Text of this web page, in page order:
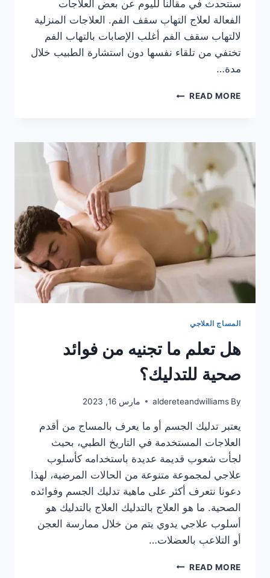
سنتحدث في مقالنا لليوم عن بعض العلاجات
الفعالة لعلاج التهاب سقف الفم. العلاجات المنزلية
لالتهاب سقف الفم أغلب الإصابات بالتهاب الفم
تختفي من تلقاء نفسها دون استشارة الطبيب خلال
مدة…
READ MOREعلاج
المساج العلاجي
هل تعلم ما تجنيه من فوائد
صحية للتدليك؟
By
aldereteandwilliams مارس 16, 2023
يعتبر تدليك الجسم أو ما يعرف بالمساج من أقدم
العلاجات المستخدمة في التاريخ الطبي، بحيث
لجأت شعوب قديمة عديدة باستخدامه كأسلوب
علاجي لمجموعة متنوعة من الحالات المرضية، لهذا
دعونا نتعرف أكثر على ماهية تدليك الجسم وفوائده
الصحية. ما هو العلاج بالتدليك العلاج بالتدليك هو
أسلوب علاجي يدوي يتم من خلال ممارسة العجن
أو التلاعب بالعضلات…
READ MOREهل